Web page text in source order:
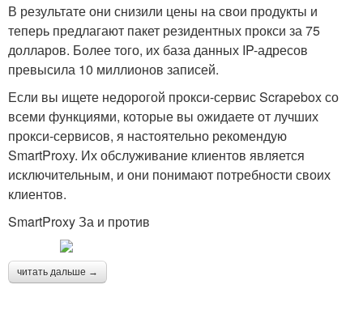
В результате они снизили цены на свои продукты и
теперь предлагают пакет резидентных прокси за 75
долларов. Более того, их база данных IP-адресов
превысила 10 миллионов записей.
Если вы ищете недорогой прокси-сервис Scrapebox со
всеми функциями, которые вы ожидаете от лучших
прокси-сервисов, я настоятельно рекомендую
SmartProxy. Их обслуживание клиентов является
исключительным, и они понимают потребности своих
клиентов.
SmartProxy За и против
читать дальше →